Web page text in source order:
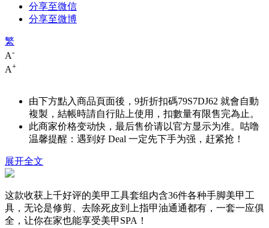
分享至微信
分享至微博
繁
A-
A+
由下方點入商品頁面後，9折折扣碼79S7DJ62 就會自動
複製，結帳時請自行貼上使用，扣數量有限售完為止。
此商家价格变动快，最后售价请以官方显示为准。咕噜
温馨提醒：遇到好 Deal 一定先下手为强，赶紧抢！
展开全文
这款收获上千好评的美甲工具套组内含36件各种手脚美甲工
具，无论是修剪、去除死皮到上指甲油通通都有，一套一应俱
全，让你在家也能享受美甲SPA！